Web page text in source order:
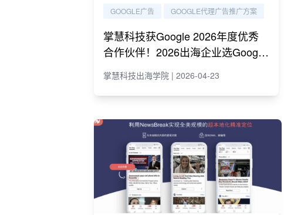
GOOGLE广告 GOOGLE代理广告推广方案
掌慧科技获Google 2026年度优秀
合作伙伴！2026出海企业选Google
掌慧科技出海学院 | 2026-04-23